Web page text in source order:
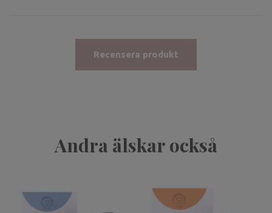
Recensera produkt
Andra älskar också